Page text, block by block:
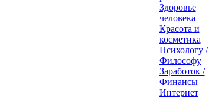
Здоровье
человека
Красота и
косметика
Психологу /
Философу
Заработок /
Финансы
Интернет